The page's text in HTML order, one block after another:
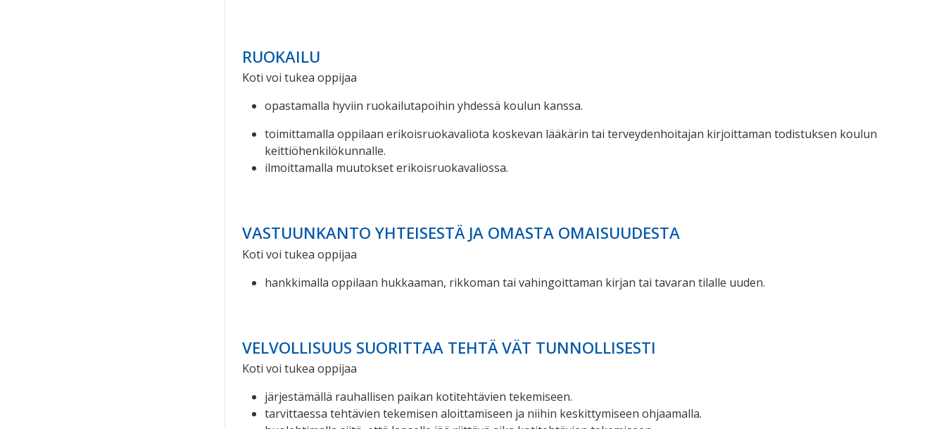
RUOKAILU
Koti voi tukea oppijaa
opastamalla hyviin ruokailutapoihin yhdessä koulun kanssa.
toimittamalla oppilaan erikoisruokavaliota koskevan lääkärin tai terveydenhoitajan kirjoittaman todistuksen koulun
keittiöhenkilökunnalle.
ilmoittamalla muutokset erikoisruokavaliossa.
VASTUUNKANTO YHTEISESTÄ JA OMASTA OMAISUUDESTA
Koti voi tukea oppijaa
hankkimalla oppilaan hukkaaman, rikkoman tai vahingoittaman kirjan tai tavaran tilalle uuden.
VELVOLLISUUS SUORITTAA TEHTÄ VÄT TUNNOLLISESTI
Koti voi tukea oppijaa
järjestämällä rauhallisen paikan kotitehtävien tekemiseen.
tarvittaessa tehtävien tekemisen aloittamiseen ja niihin keskittymiseen ohjaamalla.